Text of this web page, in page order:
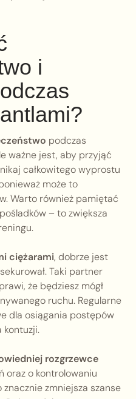
i
podczas
ważne jest, aby przyjąć
całkowitego wyprostu
może to
Warto również pamiętać
– to zwiększa
ciężarami, dobrze jest
Taki partner
że będziesz mógł
ruchu. Regularne
dla osiągania postępów
kontuzji.
rozgrzewce
oraz o kontrolowaniu
zmniejsza szanse